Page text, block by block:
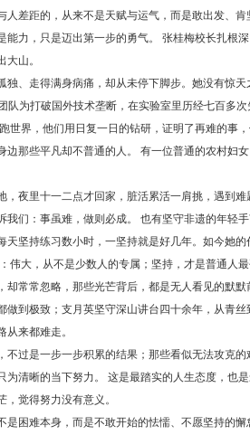
人差距的，从来不是天赋与运气，而是敢出发、肯
力，只是迈出第一步的勇气。 张桂梅校长扎根
山。
、走得满身病痛，却从未停下脚步。她没有惊
队为打破国外技术垄断，在实验室里历经七百多
世界，他们用日复一日的钻研，证明了再难的事
那些平凡却不普通的人。 有一位普通的农村妇
夜里十一二点才回家，脏活累活一肩挑，遇到
我们：事虽难，做则必成。 也有坚守非遗的年轻
天坚持练习数小时，一坚持就是好几年。如今她
伟大，从不是少数人的专属；坚持，才是普通人
常常忽略，那些光芒背后，都是无人看见的默
做到极致；支月英坚守深山讲台四十余年，从青
来都难走。
过是一步一步积累的结果；那些看似无法攻克
清晰的当下努力。 这是最踏实的人生态度，也
觉得努力没有意义。
困难本身，而是不敢开始的怯懦、不愿坚持的